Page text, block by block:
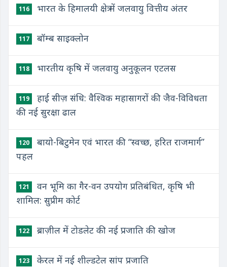
116 भारत के हिमालयी क्षेत्र में जलवायु वित्तीय अंतर
117 बॉम्ब साइक्लोन
118 भारतीय कृषि में जलवायु अनुकूलन एटलस
119
हाई सीज़ संधि: वैश्विक महासागरों की जैव-विविधता
की नई सुरक्षा ढाल
120
बायो-बिटुमेन एवं भारत की “स्वच्छ, हरित राजमार्ग”
पहल
121
वन भूमि का गैर-वन उपयोग प्रतिबंधित, कृषि भी
शामिल: सुप्रीम कोर्ट
122 ब्राज़ील में टोडलेट की नई प्रजाति की खोज
123 केरल में नई शील्डटेल सांप प्रजाति